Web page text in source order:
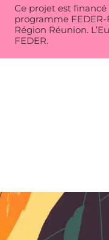
Ce projet est
programme
Région Réunion.
FEDER.